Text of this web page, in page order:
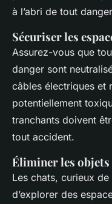
à l’abri de tout
Sécuriser les
Assurez-vous que
danger sont
câbles électriques et
potentiellement
tranchants doivent
tout accident.
Éliminer les objets
Les chats, curieux
d’explorer des